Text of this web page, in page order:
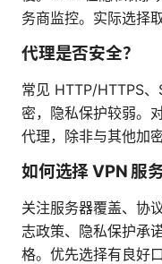
务商监控。实际选择
代理是否安全？
常见 HTTP/HTTPS
密，隐私保护较弱。
代理，除非与其他加
如何选择 VPN 服
关注服务器覆盖、协
志政策、隐私保护承
格。优先选择有良好